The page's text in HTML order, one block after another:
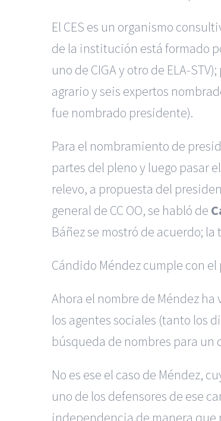
El CES es un organismo
de la institución está formado
uno de CIGA y otro de ELA-
agrario y seis expertos
fue nombrado presidente).
Para el nombramiento de
partes del pleno y luego pasar
relevo, a propuesta del
general de CC OO, se habló de
Báñez se mostró de acuerdo;
Cándido Méndez cumple con
Ahora el nombre de Méndez
los agentes sociales (tanto los
búsqueda de nombres para un
No es ese el caso de Méndez,
uno de los defensores de ese
independencia de manera que